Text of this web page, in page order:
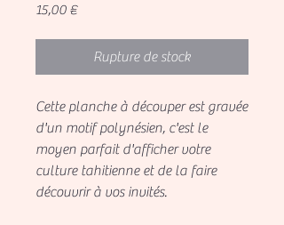
15,00 €Prix
Rupture de stock
Cette planche à découper est gravée
d'un motif polynésien, c'est le
moyen parfait d'afficher votre
culture tahitienne et de la faire
découvrir à vos invités.